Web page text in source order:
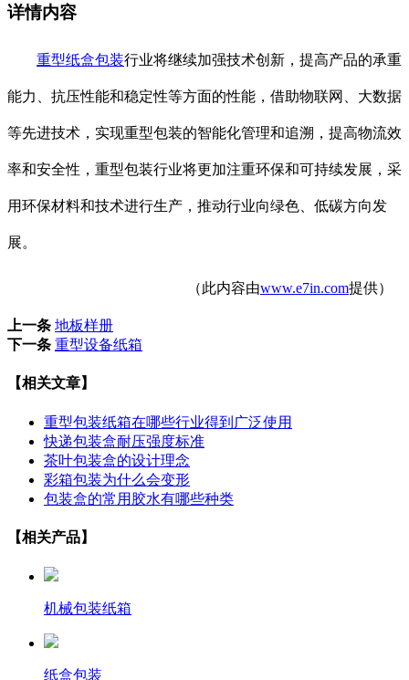
详情内容
重型纸盒包装行业将继续加强技术创新，提高产品的承重
能力、抗压性能和稳定性等方面的性能，借助物联网、大数据
等先进技术，实现重型包装的智能化管理和追溯，提高物流效
率和安全性，重型包装行业将更加注重环保和可持续发展，采
用环保材料和技术进行生产，推动行业向绿色、低碳方向发
展。
（此内容由www.e7in.com提供）
上一条 地板样册
下一条 重型设备纸箱
【相关文章】
重型包装纸箱在哪些行业得到广泛使用
快递包装盒耐压强度标准
茶叶包装盒的设计理念
彩箱包装为什么会变形
包装盒的常用胶水有哪些种类
【相关产品】
机械包装纸箱
纸盒包装